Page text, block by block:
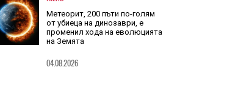
04.08.2026
HIEND
променил хода на еволюцията